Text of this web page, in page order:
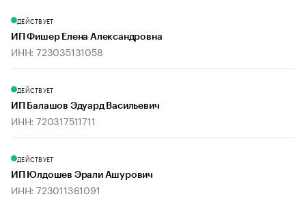
ДЕЙСТВУЕТ
ИП Фишер Елена Александровна
ИНН: 723035131058
ДЕЙСТВУЕТ
ИП Балашов Эдуард Васильевич
ИНН: 720317511711
ДЕЙСТВУЕТ
ИП Юлдошев Эрали Ашурович
ИНН: 723011361091